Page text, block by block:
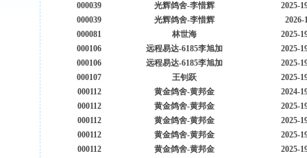
000039
光辉鸽舍-李惜辉
2025-
000039
光辉鸽舍-李惜辉
2026-
000081
林世海
2025-
000106
远程易达-6185李旭加
2025-
000106
远程易达-6185李旭加
2025-
000107
王钊跃
2025-
000112
黄金鸽舍-黄邦金
2024-
000112
黄金鸽舍-黄邦金
2025-
000112
黄金鸽舍-黄邦金
2025-
000112
黄金鸽舍-黄邦金
2025-
000112
黄金鸽舍-黄邦金
2025-